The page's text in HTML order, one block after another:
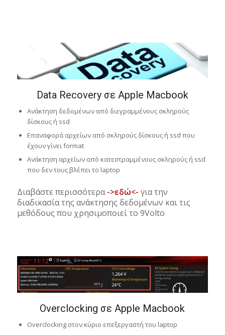
Data Recovery σε Apple Macbook
Ανάκτηση δεδομένων από διεγραμμένους σκληρούς
δίσκους ή ssd
Επαναφορά αρχείων από σκληρούς δίσκους ή ssd που
έχουν γίνει format
Ανάκτηση αρχείων από κατεστραμμένους σκληρούς ή ssd
που δεν τους βλέπει το laptop
Διαβάστε περισσότερα->εδώ<- για την
διαδικασία της ανάκτησης δεδομένων και τις
μεθόδους που χρησιμοποιεί το 9Volto
Overclocking σε Apple Macbook
Overclocking στον κύριο επεξεργαστή του laptop